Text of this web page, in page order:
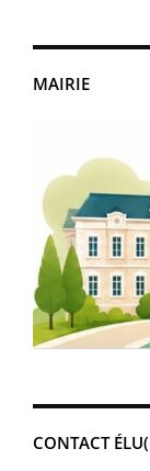
MAIRIE
CONTACT